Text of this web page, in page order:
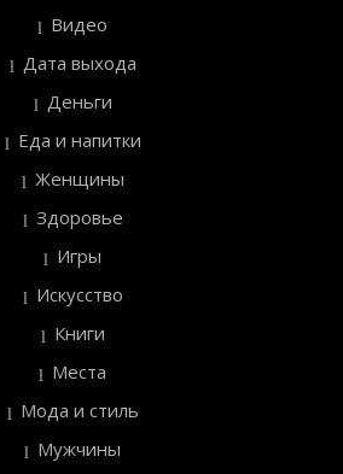
Видео
Дата выхода
Деньги
Еда и напитки
Женщины
Здоровье
Игры
Искусство
Книги
Места
Мода и стиль
Мужчины